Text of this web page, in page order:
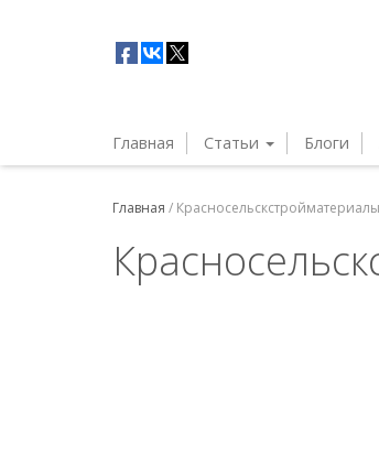
Главная Статьи Блоги
Главная / Красносельскстройматериалы